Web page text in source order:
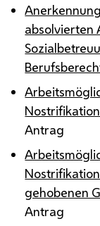
absolvierten
Antrag
gehobenen
Antrag